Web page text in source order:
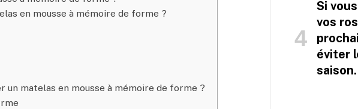
en mousse à mémoire de forme ?
matelas en mousse à mémoire de forme ?
Si
vos
éviter
saison.